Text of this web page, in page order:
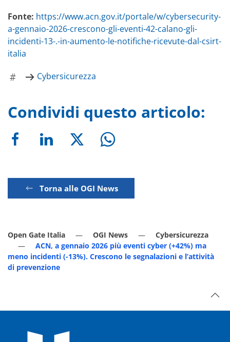
Fonte: https://www.acn.gov.it/portale/w/cybersecurity-
a-gennaio-2026-crescono-gli-eventi-42-calano-gli-
incidenti-13-.-in-aumento-le-notifiche-ricevute-dal-csirt-
italia
Cybersicurezza
Condividi questo articolo:
Torna alle OGI News
Open Gate Italia OGI News
Cybersicurezza
ACN, a gennaio 2026 più eventi cyber (+42%) ma
meno incidenti (-13%). Crescono le segnalazioni e l’attività
di prevenzione